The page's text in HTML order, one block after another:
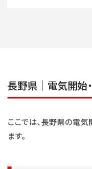
長野県｜電気開始
ここでは、長野県の電気
ます。